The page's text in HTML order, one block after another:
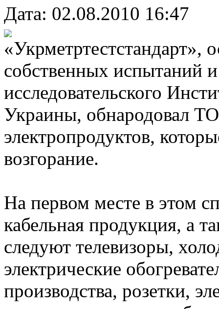
Дата: 02.08.2010 16:47
«Укрметртестстандарт»,
собственных испытаний
исследовательского
Украины, обнародовал
электропродуктов,
возгорание.
На первом месте в этом
кабельная продукция, а
следуют телевизоры,
электрические
производства, розетки,